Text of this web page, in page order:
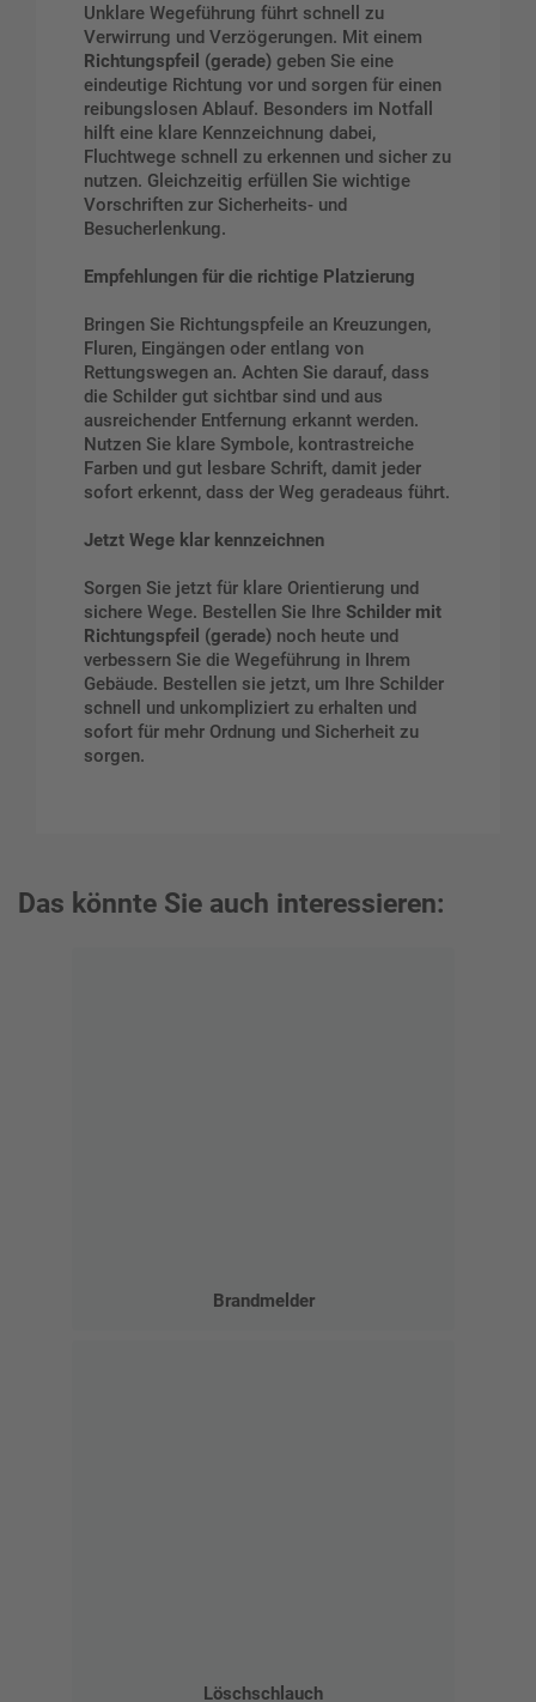
Unklare Wegeführung führt schnell zu
Verwirrung und Verzögerungen. Mit einem
Richtungspfeil (gerade) geben Sie eine
eindeutige Richtung vor und sorgen für einen
reibungslosen Ablauf. Besonders im Notfall
hilft eine klare Kennzeichnung dabei,
Fluchtwege schnell zu erkennen und sicher zu
nutzen. Gleichzeitig erfüllen Sie wichtige
Vorschriften zur Sicherheits- und
Besucherlenkung.
Empfehlungen für die richtige Platzierung
Bringen Sie Richtungspfeile an Kreuzungen,
Fluren, Eingängen oder entlang von
Rettungswegen an. Achten Sie darauf, dass
die Schilder gut sichtbar sind und aus
ausreichender Entfernung erkannt werden.
Nutzen Sie klare Symbole, kontrastreiche
Farben und gut lesbare Schrift, damit jeder
sofort erkennt, dass der Weg geradeaus führt.
Jetzt Wege klar kennzeichnen
Sorgen Sie jetzt für klare Orientierung und
sichere Wege. Bestellen Sie Ihre Schilder mit
Richtungspfeil (gerade) noch heute und
verbessern Sie die Wegeführung in Ihrem
Gebäude. Bestellen sie jetzt, um Ihre Schilder
schnell und unkompliziert zu erhalten und
sofort für mehr Ordnung und Sicherheit zu
sorgen.
Das könnte Sie auch interessieren:
Brandmelder
Löschschlauch